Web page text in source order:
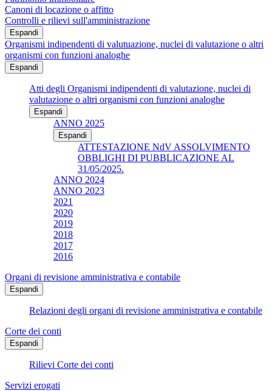
Canoni di locazione o affitto
Controlli e rilievi sull'amministrazione
Espandi
Organismi indipendenti di valutuazione, nuclei di valutazione o altri
organismi con funzioni analoghe
Espandi
Atti degli Organismi indipendenti di valutazione, nuclei di
valutazione o altri organismi con funzioni analoghe
Espandi
ANNO 2025
Espandi
ATTESTAZIONE NdV ASSOLVIMENTO
OBBLIGHI DI PUBBLICAZIONE AL
31/05/2025.
ANNO 2024
ANNO 2023
2021
2020
2019
2018
2017
2016
Organi di revisione amministrativa e contabile
Espandi
Relazioni degli organi di revisione amministrativa e contabile
Corte dei conti
Espandi
Rilievi Corte dei conti
Servizi erogati